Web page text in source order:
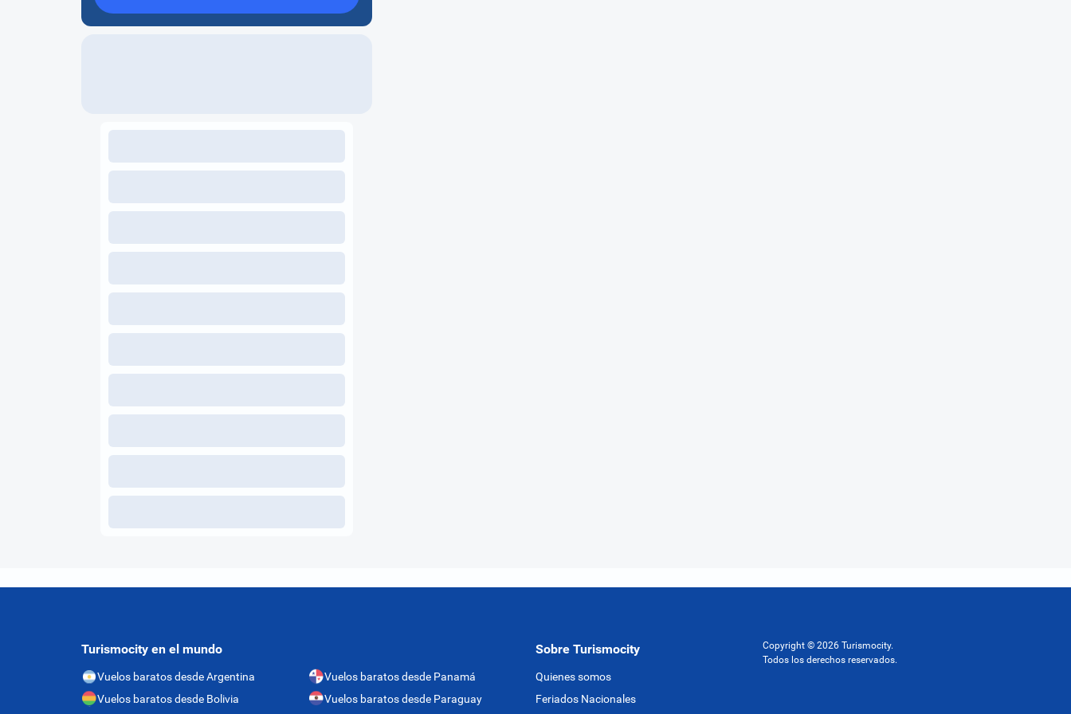
Turismocity en el mundo
Vuelos baratos desde Argentina
Vuelos baratos desde Bolivia
Vuelos baratos desde Panamá
Vuelos baratos desde Paraguay
Sobre Turismocity
Quienes somos
Feriados Nacionales
Copyright © 2026 Turismocity.
Todos los derechos reservados.